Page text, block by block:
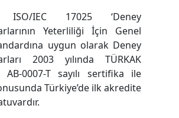
IEC 17025 ‘Deney
Yeterliliği İçin Genel
uygun olarak Deney
2003 yılında TÜRKAK
AB-0007-T sayılı sertifika ile
Türkiye’de ilk akredite